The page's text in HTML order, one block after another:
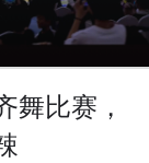
舞比赛，